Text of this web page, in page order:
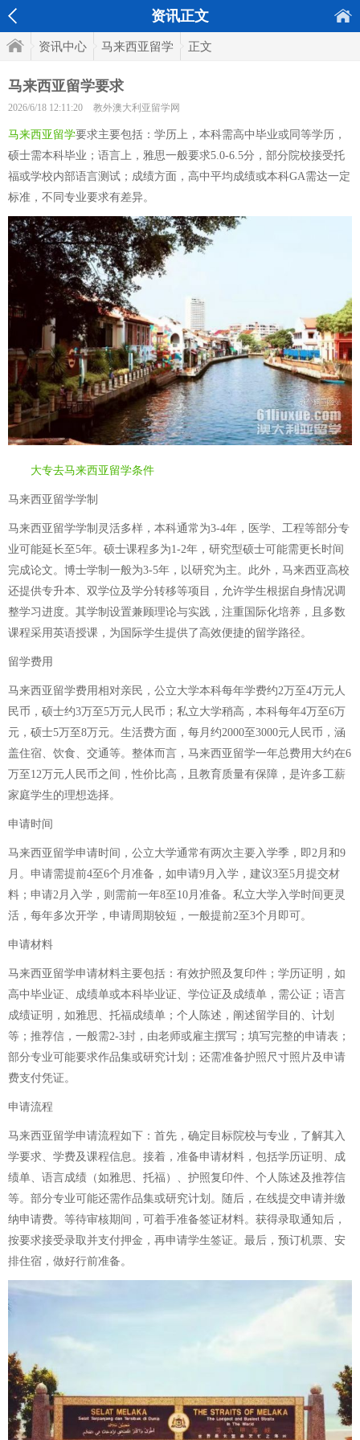
资讯正文
资讯中心 马来西亚留学 正文
马来西亚留学要求
2026/6/18 12:11:20 教外澳大利亚留学网
马来西亚留学要求主要包括：学历上，本科需高中毕业或同等学历，
硕士需本科毕业；语言上，雅思一般要求5.0-6.5分，部分院校接受托
福或学校内部语言测试；成绩方面，高中平均成绩或本科GA需达一定
标准，不同专业要求有差异。
大专去马来西亚留学条件
马来西亚留学学制
马来西亚留学学制灵活多样，本科通常为3-4年，医学、工程等部分专
业可能延长至5年。硕士课程多为1-2年，研究型硕士可能需更长时间
完成论文。博士学制一般为3-5年，以研究为主。此外，马来西亚高校
还提供专升本、双学位及学分转移等项目，允许学生根据自身情况调
整学习进度。其学制设置兼顾理论与实践，注重国际化培养，且多数
课程采用英语授课，为国际学生提供了高效便捷的留学路径。
留学费用
马来西亚留学费用相对亲民，公立大学本科每年学费约2万至4万元人
民币，硕士约3万至5万元人民币；私立大学稍高，本科每年4万至6万
元，硕士5万至8万元。生活费方面，每月约2000至3000元人民币，涵
盖住宿、饮食、交通等。整体而言，马来西亚留学一年总费用大约在6
万至12万元人民币之间，性价比高，且教育质量有保障，是许多工薪
家庭学生的理想选择。
申请时间
马来西亚留学申请时间，公立大学通常有两次主要入学季，即2月和9
月。申请需提前4至6个月准备，如申请9月入学，建议3至5月提交材
料；申请2月入学，则需前一年8至10月准备。私立大学入学时间更灵
活，每年多次开学，申请周期较短，一般提前2至3个月即可。
申请材料
马来西亚留学申请材料主要包括：有效护照及复印件；学历证明，如
高中毕业证、成绩单或本科毕业证、学位证及成绩单，需公证；语言
成绩证明，如雅思、托福成绩单；个人陈述，阐述留学目的、计划
等；推荐信，一般需2-3封，由老师或雇主撰写；填写完整的申请表；
部分专业可能要求作品集或研究计划；还需准备护照尺寸照片及申请
费支付凭证。
申请流程
马来西亚留学申请流程如下：首先，确定目标院校与专业，了解其入
学要求、学费及课程信息。接着，准备申请材料，包括学历证明、成
绩单、语言成绩（如雅思、托福）、护照复印件、个人陈述及推荐信
等。部分专业可能还需作品集或研究计划。随后，在线提交申请并缴
纳申请费。等待审核期间，可着手准备签证材料。获得录取通知后，
按要求接受录取并支付押金，再申请学生签证。最后，预订机票、安
排住宿，做好行前准备。